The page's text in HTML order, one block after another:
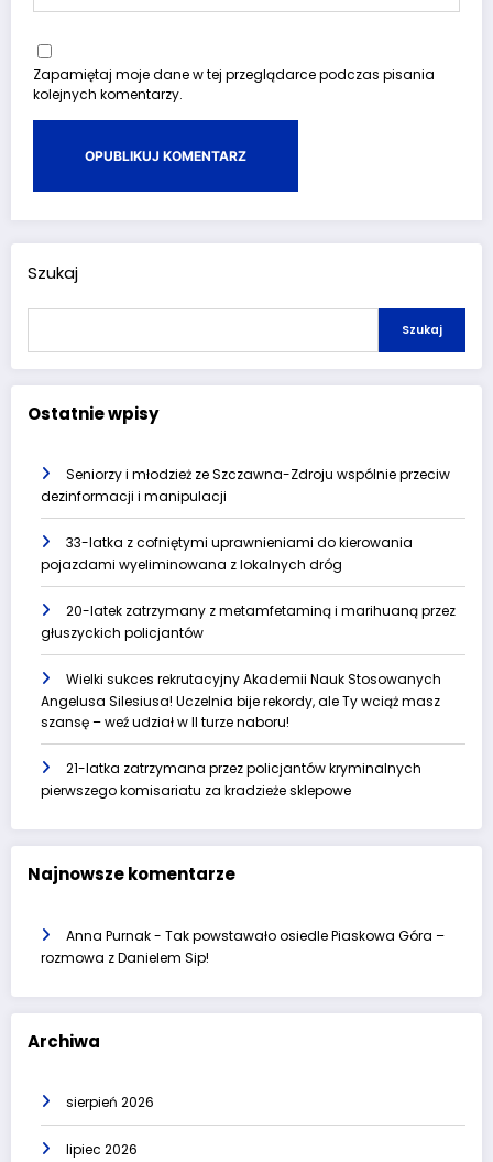
Zapamiętaj moje dane w tej przeglądarce podczas pisania
kolejnych komentarzy.
Szukaj
Szukaj
Ostatnie wpisy
Seniorzy i młodzież ze Szczawna-Zdroju wspólnie przeciw
dezinformacji i manipulacji
33-latka z cofniętymi uprawnieniami do kierowania
pojazdami wyeliminowana z lokalnych dróg
20-latek zatrzymany z metamfetaminą i marihuaną przez
głuszyckich policjantów
Wielki sukces rekrutacyjny Akademii Nauk Stosowanych
Angelusa Silesiusa! Uczelnia bije rekordy, ale Ty wciąż masz
szansę – weź udział w II turze naboru!
21-latka zatrzymana przez policjantów kryminalnych
pierwszego komisariatu za kradzieże sklepowe
Najnowsze komentarze
Anna Purnak- Tak powstawało osiedle Piaskowa Góra –
rozmowa z Danielem Sip!
Archiwa
sierpień 2026
lipiec 2026